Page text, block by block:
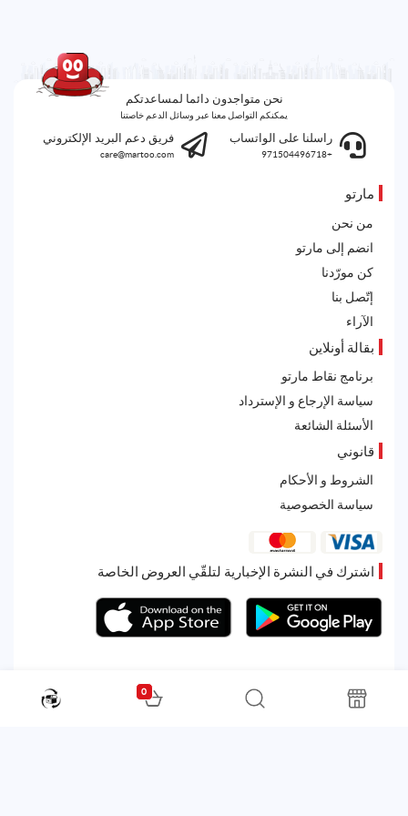
نحن متواجدون دائما لمساعدتكم
يمكنكم التواصل معنا عبر وسائل الدعم خاصتنا
راسلنا على الواتساب
+971504496718
فريق دعم البريد الإلكتروني
care@martoo.com
مارتو
من نحن
انضم إلى مارتو
كن مورّدنا
إتّصل بنا
الآراء
بقالة أونلاين
برنامج نقاط مارتو
سياسة الإرجاع و الإسترداد
الأسئلة الشائعة
قانوني
الشروط و الأحكام
سياسة الخصوصية
اشترك في النشرة الإخبارية لتلقّي العروض الخاصة
All rights reserved. Powered by Martoo © 2026
0